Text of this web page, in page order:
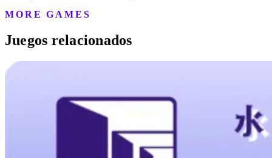
MORE GAMES
Juegos relacionados